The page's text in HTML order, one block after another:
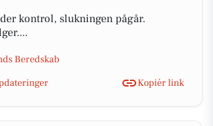
kontrol, slukningen pågår.
Beredskab
Kopiér link